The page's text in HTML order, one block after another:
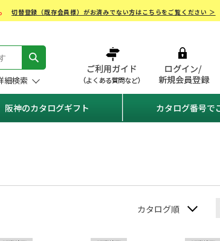
切替登録（既存会員様）がお済みでない方はこちらをご覧ください ＞
細検索
阪神のカタログギフト カタログ番号で
カタログ順